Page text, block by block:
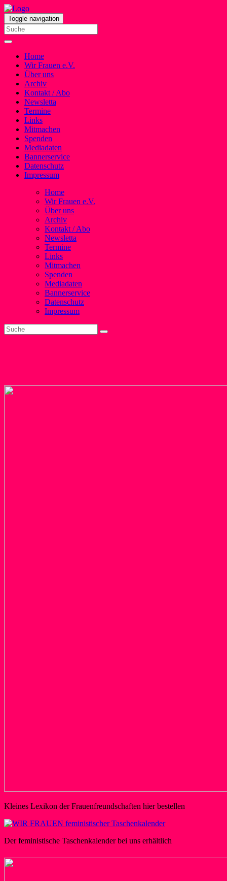
Toggle navigation
Home
Wir Frauen e.V.
Über uns
Archiv
Kontakt / Abo
Newsletta
Termine
Links
Mitmachen
Spenden
Mediadaten
Bannerservice
Datenschutz
Impressum
Home
Wir Frauen e.V.
Über uns
Archiv
Kontakt / Abo
Newsletta
Termine
Links
Mitmachen
Spenden
Mediadaten
Bannerservice
Datenschutz
Impressum
Kleines Lexikon der Frauenfreundschaften hier bestellen
Der feministische Taschenkalender bei uns erhältlich